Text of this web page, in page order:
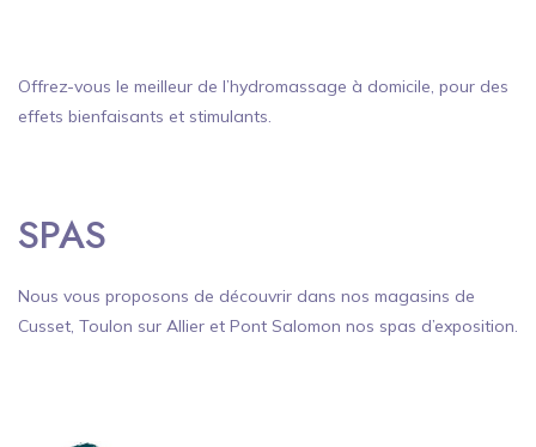
Offrez-vous le meilleur de l’hydromassage à domicile, pour des
effets bienfaisants et stimulants.
SPAS
Nous vous proposons de découvrir dans nos magasins de
Cusset, Toulon sur Allier et Pont Salomon nos spas d’exposition.